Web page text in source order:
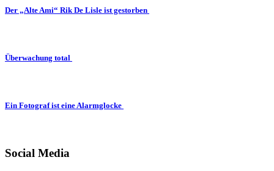
Der „Alte Ami“ Rik De Lisle ist gestorben
Überwachung total
Ein Fotograf ist eine Alarmglocke
Social Media